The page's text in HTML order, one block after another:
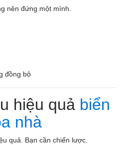
nên đứng một mình.
đồng bộ
hiệu quả biển
nhà
quả. Bạn cần chiến lược.